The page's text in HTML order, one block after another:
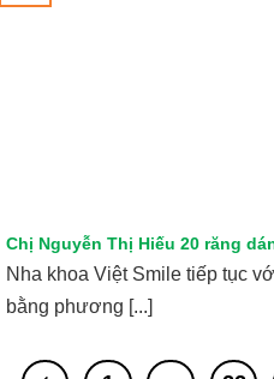
Chị Nguyễn Thị Hiếu 20 răng
Nha khoa Việt Smile tiếp tục
bằng phương [...]